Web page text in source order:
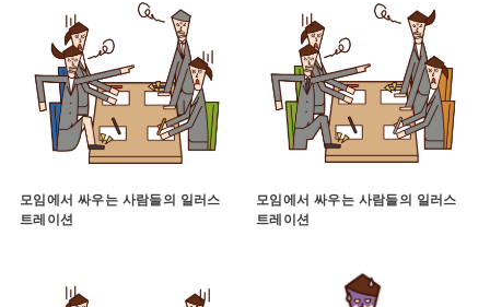
모임에서 싸우는 사람들의 일러스
트레이션
모임에서 싸우는 사람들의 일러스
트레이션